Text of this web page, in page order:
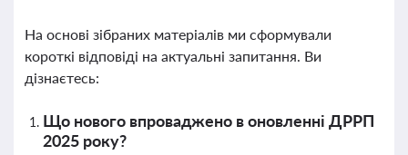
На основі зібраних матеріалів ми сформували
короткі відповіді на актуальні запитання. Ви
дізнаєтесь:
Що нового впроваджено в оновленні ДРРП
2025 року?